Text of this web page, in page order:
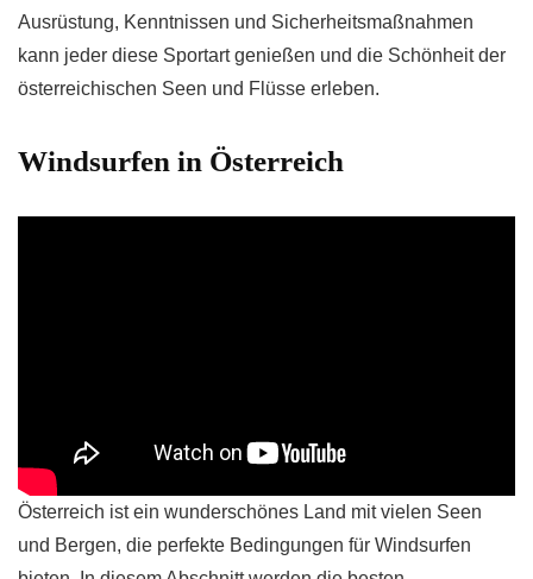
Ausrüstung, Kenntnissen und Sicherheitsmaßnahmen
kann jeder diese Sportart genießen und die Schönheit der
österreichischen Seen und Flüsse erleben.
Windsurfen in Österreich
Österreich ist ein wunderschönes Land mit vielen Seen
und Bergen, die perfekte Bedingungen für Windsurfen